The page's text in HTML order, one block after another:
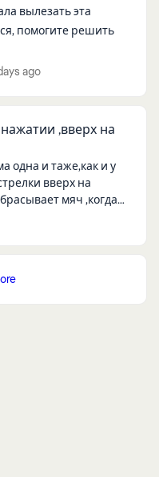
вылезать эта
помогите решить
ago
,вверх на
одна и таже,как и у
вверх на
мяч ,когда
ps5,на стиках игра